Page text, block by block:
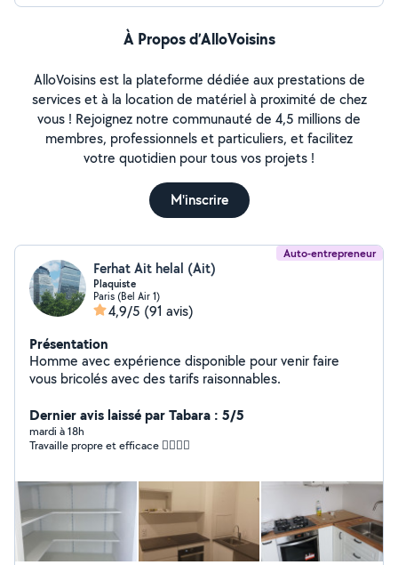
et fenêtres. Déplacement pour faire des devis gratuit.
À Propos d’AlloVoisins
AlloVoisins est la plateforme dédiée aux prestations de
services et à la location de matériel à proximité de chez
vous ! Rejoignez notre communauté de 4,5 millions de
membres, professionnels et particuliers, et facilitez
votre quotidien pour tous vos projets !
M'inscrire
Auto-entrepreneur
Ferhat Ait helal (Ait)
Plaquiste
Paris (Bel Air 1)
4,9/5 (91 avis)
Présentation
Homme avec expérience disponible pour venir faire
vous bricolés avec des tarifs raisonnables.
Dernier avis laissé par Tabara : 5/5
mardi à 18h
Travaille propre et efficace 👍🏾👍🏾